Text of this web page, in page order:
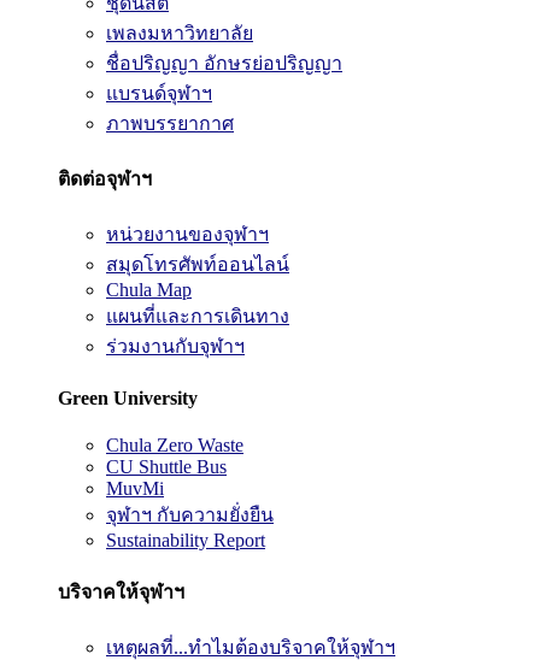
เพลงมหาวิทยาลัย
ชื่อปริญญา อักษรย่อปริญญา
แบรนด์จุฬาฯ
ภาพบรรยากาศ
ติดต่อจุฬาฯ
หน่วยงานของจุฬาฯ
สมุดโทรศัพท์ออนไลน์
Chula Map
แผนที่และการเดินทาง
ร่วมงานกับจุฬาฯ
Green University
Chula Zero Waste
CU Shuttle Bus
MuvMi
จุฬาฯ กับความยั่งยืน
Sustainability Report
บริจาคให้จุฬาฯ
เหตุผลที่...ทำไมต้องบริจาคให้จุฬาฯ